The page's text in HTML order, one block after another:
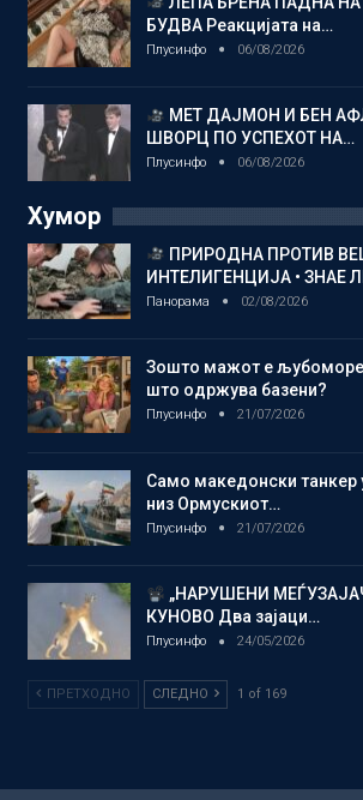
БУДВА Реакцијата на…
Плусинфо 06/08/2026
МЕТ ДАЈМОН И БЕН
ШВОРЦ ПО УСПЕХОТ НА…
Плусинфо 06/08/2026
Хумор
ПРИРОДНА ПРОТИВ
ИНТЕЛИГЕНЦИЈА • ЗНАЕ
Панорама 02/08/2026
Зошто мажот е
што одржува базени?
Плусинфо 21/07/2026
Само македонски танкер
низ Ормускиот…
Плусинфо 21/07/2026
„НАРУШЕНИ
КУНОВО Два зајаци…
Плусинфо 24/05/2026
ПРЕТХОДНО СЛЕДНО 1 of 169